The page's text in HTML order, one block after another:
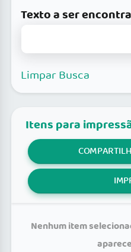
Texto a ser
Limpar Busca
Itens para
Nenhum item